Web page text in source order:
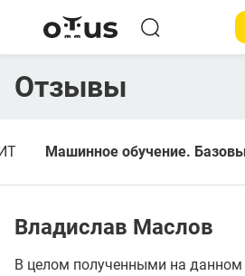
Отзывы
Машинное обучение.
Владислав Маслов
В целом полученными на данном